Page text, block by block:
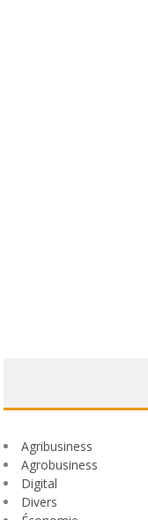
Agribusiness
Agrobusiness
Digital
Divers